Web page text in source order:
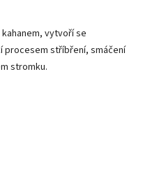
vytvoří se
procesem stříbření, smáčení
stromku.